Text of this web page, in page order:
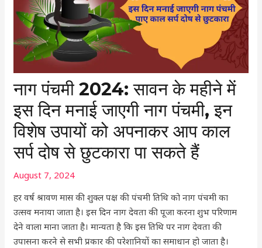
नाग पंचमी 2024: सावन के महीने में
इस दिन मनाई जाएगी नाग पंचमी, इन
विशेष उपायों को अपनाकर आप काल
सर्प दोष से छुटकारा पा सकते हैं
August 7, 2024
हर वर्ष श्रावण मास की शुक्ल पक्ष की पंचमी तिथि को नाग पंचमी का
उत्सव मनाया जाता है। इस दिन नाग देवता की पूजा करना शुभ परिणाम
देने वाला माना जाता है। मान्यता है कि इस तिथि पर नाग देवता की
उपासना करने से सभी प्रकार की परेशानियों का समाधान हो जाता है।